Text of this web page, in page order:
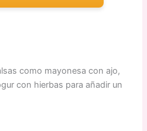
como mayonesa con ajo,
con hierbas para añadir un